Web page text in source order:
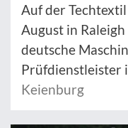
Auf der
August in
deutsche
Prüfdienstleister
Keienburg